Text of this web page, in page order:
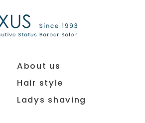
About us
Hair style
Ladys shaving